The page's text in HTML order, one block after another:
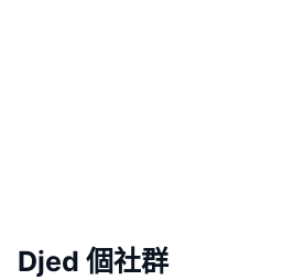
Djed 個社群